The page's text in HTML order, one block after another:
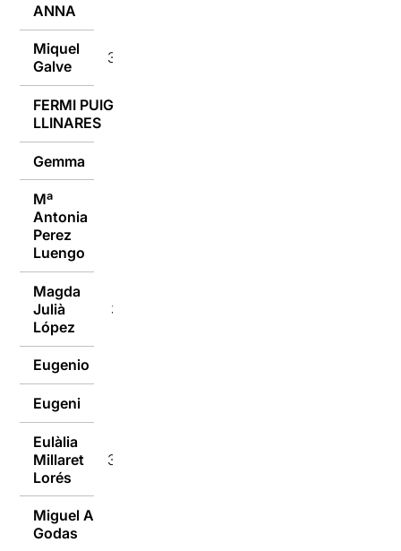
ANNA
Miquel
Galve
31/01/2018
FERMI PUIG
LLINARES
Gemma
Mª
Antonia
Perez
Luengo
Magda
Julià
López
31/01/2018
Eugenio
Eugeni
Eulàlia
Millaret
Lorés
31/01/2018
Miguel A
Godas